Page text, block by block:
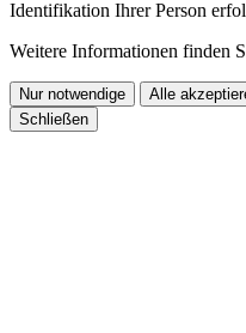
Identifikation Ihrer Person
Weitere Informationen finden
Nur notwendige
Alle
Schließen